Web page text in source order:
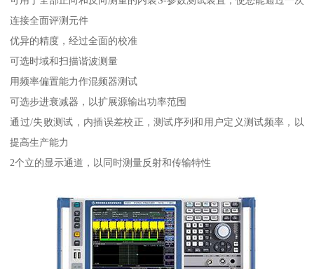
连接全面评测元件
优异的精度，经过全面的校准
可选时域和扫描谐波测量
用频率偏置能力作混频器测试
可选步进衰减器，以扩展源输出功率范围
通过/失败测试，内插误差校正，测试序列和用户定义测试频率，以
提高生产能力
2个立的显示通道，以同时测量反射和传输特性